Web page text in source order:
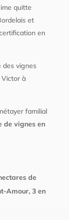
quitte
et
en
des vignes
à
familial
de vignes en
de
Amour, 3 en